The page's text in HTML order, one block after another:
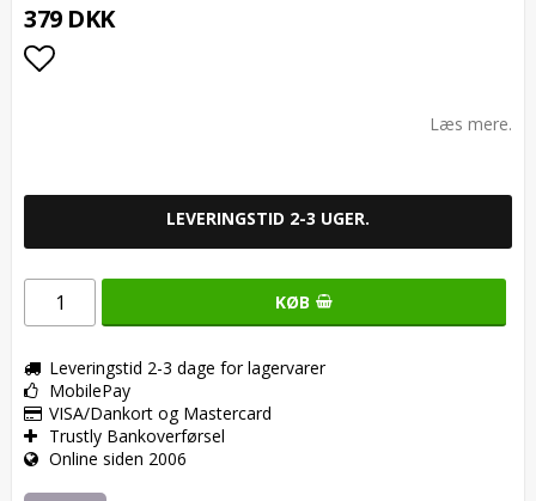
379 DKK
Læs mere.
LEVERINGSTID 2-3 UGER.
KØB
Leveringstid 2-3 dage for lagervarer
MobilePay
VISA/Dankort og Mastercard
Trustly Bankoverførsel
Online siden 2006